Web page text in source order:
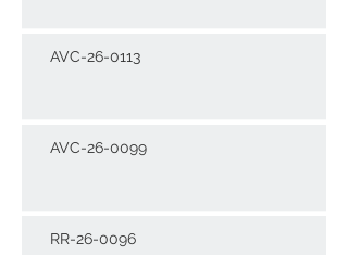
AVC-26-0113
AVC-26-0099
RR-26-0096